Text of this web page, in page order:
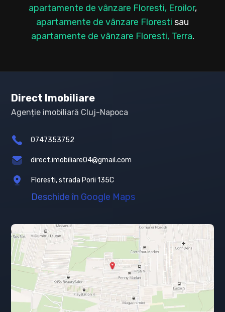
apartamente de vânzare Floresti, Eroilor,
apartamente de vânzare Floresti sau
apartamente de vânzare Floresti, Terra.
Direct Imobiliare
Agenție imobiliară Cluj-Napoca
0747353752
direct.imobiliare04@gmail.com
Floresti, strada Porii 135C
Deschide în Google Maps